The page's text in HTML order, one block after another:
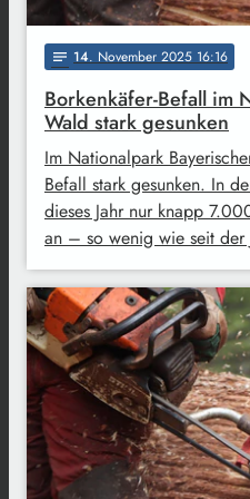
notes 14. November 2025 16:16
Borkenkäfer-Befall im
Wald stark gesunken
Im Nationalpark
Befall stark gesunken. In
dieses Jahr nur knapp
an – so wenig wie seit der